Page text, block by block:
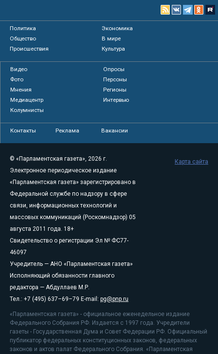
Политика
Экономика
Общество
В мире
Происшествия
Культура
Видео
Опросы
Фото
Персоны
Мнения
Регионы
Медиацентр
Интервью
Колумнисты
Контакты Реклама Вакансии
© «Парламентская газета», 2026 г.
Электронное периодическое издание
«Парламентская газета» зарегистрировано в
Федеральной службе по надзору в сфере
связи, информационных технологий и
массовых коммуникаций (Роскомнадзор) 05
августа 2011 года. 18+
Свидетельство о регистрации Эл № ФС77-
46097
Учредитель — АНО «Парламентская газета»
Исполняющий обязанности главного
редактора — Абдуллаев М.Р.
Тел.: +7 (495) 637–69–79 E-mail: pg@pnp.ru
«Парламентская газета» - официальное еженедельное издание
Федерального Собрания РФ. Издается с 1997 года. Учредители
газеты - Государственная Дума и Совет Федерации РФ. Официальный
публикатор федеральных конституционных законов, федеральных
законов и актов палат Федерального Собрания. «Парламентская
Карта сайта